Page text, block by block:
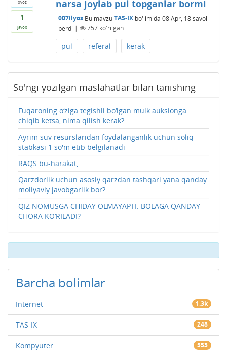
ovoz
1
javob
narsa joylab pul topganlar bormi
007ilyos Bu mavzuTAS-IXbo'limida 08 Apr, 18 savol
berdi | 757ko'rilgan
pul referal kerak
So'ngi yozilgan maslahatlar bilan tanishing
Fuqaroning o‘ziga tegishli bo‘lgan mulk auksionga
chiqib ketsa, nima qilish kerak?
Ayrim suv resurslaridan foydalanganlik uchun soliq
stabkasi 1 so'm etib belgilanadi
RAQS bu-harakat,
Qarzdorlik uchun asosiy qarzdan tashqari yana qanday
moliyaviy javobgarlik bor?
QIZ NOMUSGA CHIDAY OLMAYAPTI. BOLAGA QANDAY
CHORA KO‘RILADI?
Barcha bolimlar
Internet 1.3k
TAS-IX 248
Kompyuter 553